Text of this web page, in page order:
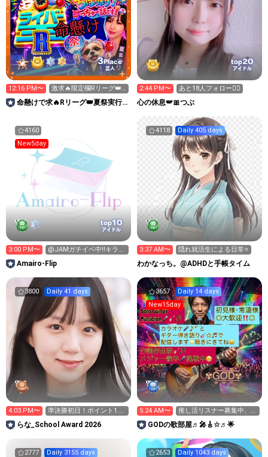
3Place
芸人
12:16 PM〜
激求🔥限定欄Rリーグ👑0
時～枠に来れる方ギフト
温存
命懸けで求🔥Rリーグ👑夏祭実行
top20
アイドル
2:44 PM〜 あと18人フォロー🙇‍♀️
心の休息🪽🎀つぶ
4160
New5day
top10
アイドル
3:00 PM〜
@JAMガチイベ中‼️キラ星
お願いします✨️
Amairo-Flip
4118 Daily 405 days
3:37 AM〜 隠れ就活生による日常⭐️
わかなっち。@ADHDと手帳タイム
3800 Daily 41 days
4:03 PM〜
準決勝初日！ポイント1.2
倍デー！
らな_School Award 2026
3657
Daily 14 days
New15day
5:24 AM〜
推し活リスナー募集中、皆
様楽しんでいって下さい😆
🎸
GODの歌部屋♬🎤🎸☆♬🌟
2777 Daily 3155 days 2653 Daily 1043 days